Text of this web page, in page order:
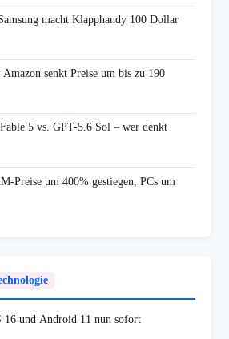
macht Klapphandy 100 Dollar
senkt Preise um bis zu 190
5 vs. GPT-5.6 Sol – wer denkt
Preise um 400% gestiegen, PCs um
und Android 11 nun sofort